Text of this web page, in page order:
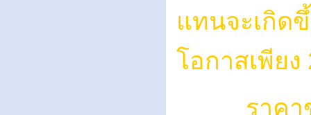
แทนจะเกิด
โอกาสเพีย
ราคาขอ